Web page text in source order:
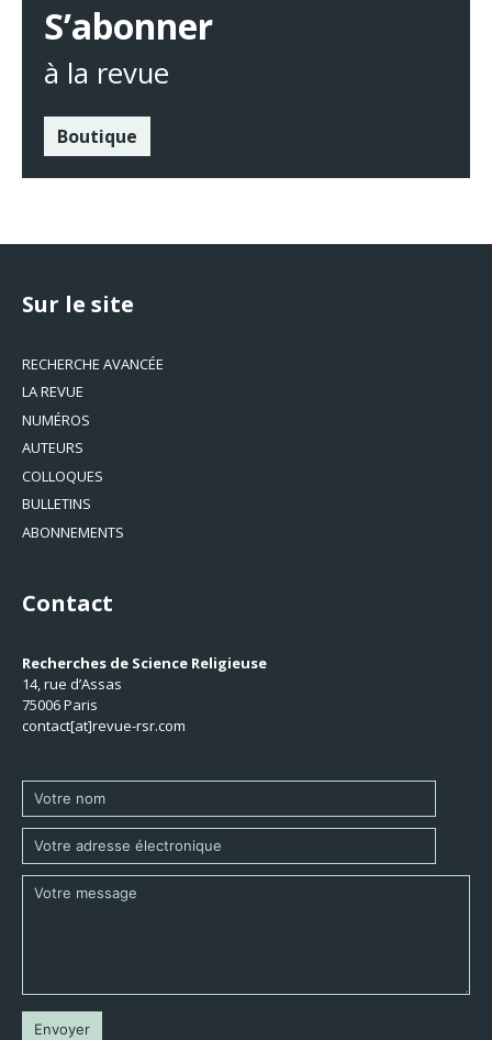
S’abonner
à la revue
Boutique
Sur le site
RECHERCHE AVANCÉE
LA REVUE
NUMÉROS
AUTEURS
COLLOQUES
BULLETINS
ABONNEMENTS
Contact
Recherches de Science Religieuse
14, rue d’Assas
75006 Paris
contact[at]revue-rsr.com